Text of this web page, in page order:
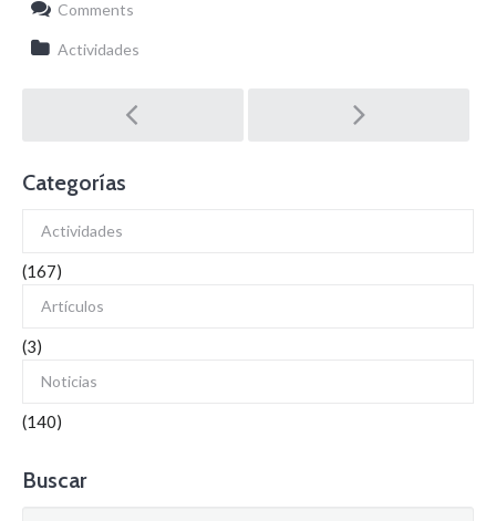
Comments
Actividades
Post
navigation
Categorías
Actividades
(167)
Artículos
(3)
Noticias
(140)
Buscar